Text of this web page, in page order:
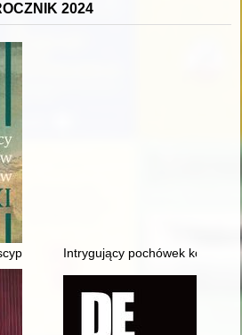
2024
badań i współpracy na
Intrygujący pochówek kobiecy